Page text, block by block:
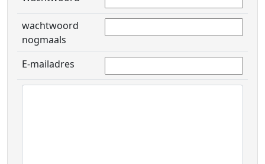
wachtwoord
nogmaals
E-mailadres